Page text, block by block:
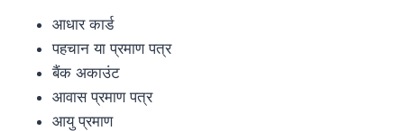
आधार कार्ड
पहचान या प्रमाण पत्र
बैंक अकाउंट
आवास प्रमाण पत्र
आयु प्रमाण